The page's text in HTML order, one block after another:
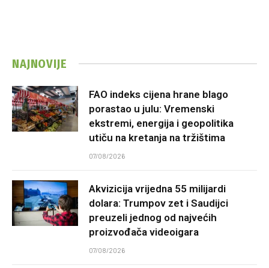
NAJNOVIJE
FAO indeks cijena hrane blago
porastao u julu: Vremenski
ekstremi, energija i geopolitika
utiču na kretanja na tržištima
07/08/2026
Akvizicija vrijedna 55 milijardi
dolara: Trumpov zet i Saudijci
preuzeli jednog od najvećih
proizvođača videoigara
07/08/2026